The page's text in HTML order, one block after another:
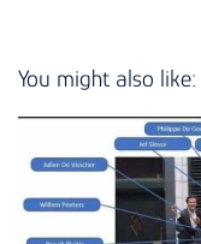
You might also like: